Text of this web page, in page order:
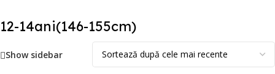
12-14ani(146-155cm)
Show sidebar